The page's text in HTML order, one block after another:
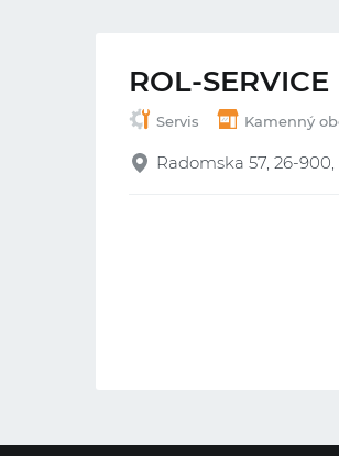
ROL-SERVICE
Servis Kamenný
Radomska 57, 26-